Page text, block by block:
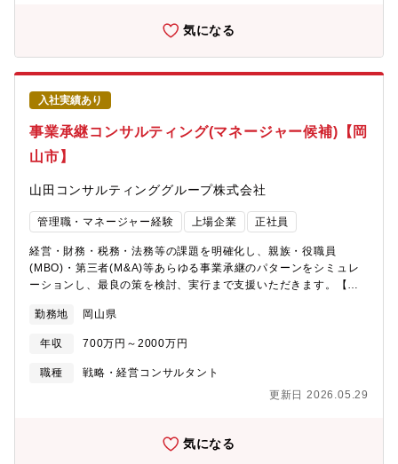
くり”に深く関わっていただくポジションです。【評価制度/キャリ
アパス】■評価制度・役割等級制度（キャリアバンド制）を導入・
役職に対する果たすべき役割と期待値を基に、上長とすり合わせ
ながら目標を設定・パフォーマンス結果は関係者だけでなく第三
者のメンバーがファクトベースで収集・職級9個に細分化し、小さ
な成果及び成長も評価対象に入ります（絶対評価）・年2回（上
期/下期）の評価結果を踏まえ、期末の取締役会により昇格等の評
価が決定・業務外での社内貢献も評価対象に入ります■キャリアパ
スPMOとしてのキャリアは以下1～4のステップがあります。1.プ
プロジェクトマネジメントアナリスト4.プロジェクトマネジメン
ては、デリバリーマネージャーとして担当のお客様を持ち、チー
し、PMO以外の職種に社内でキャリアチェンジをすることも可能
です。https://www.msols.com/recruit/career-step/career-path/
【ご参考】※EPMOのPJT事例はこちら
https://service.msols.com/case/interview/0019※弊社社員のイ
https://www.msols.com/recruit/style/interview/matsuo/※PMO
https://youtu.be/byc_q4BYl9I?feature=shared
休暇の取得を促進しています。■平均残業（所定外労働）時間：
30.5時間 ※所定労働時間7.5時間■育休取得率・育休からの復職
率共に100%■住宅手当：家賃額の50％(最大5万円)■テレワークに
ついて：生産性向上や育児・介護の支援を目的に、テレワークを
取り入れています。またテレワークの更なる生産性向上を目的
に、社員が多く居住する地域を中心に専用のサテライトオフィス
があります。（横浜、立川、船橋）メインオフィス出社時と変わ
らない業務に集中できる執務環境が整備されています。■その他充
実の福利厚生はこちらから：
気になる
入社実績あり
事業承継コンサルティング(マネージャー候補)【岡
山市】
山田コンサルティンググループ株式会社
管理職・マネージャー経験 上場企業 正社員
経営・財務・税務・法務等の課題を明確化し、親族・役職員
(MBO)・第三者(M&A)等あらゆる事業承継のパターンをシミュレ
ーションし、最良の策を検討、実行まで支援いただきます。【具
動産保有オーナーの相続・資産承継対策■非上場企業オーナーの自
社株承継対策■次世代経営に向けたグループ企業の再編支援(ホー
ルディングス化等）■上場企業オーナーの資産承継対策■後継者に
よる新経営体制の仕組みづくり■M&Aにかかるアドバイザリー業
勤務地 岡山県
年収 700万円～2000万円
職種
戦略・経営コンサルタント
更新日 2026.05.29
気になる